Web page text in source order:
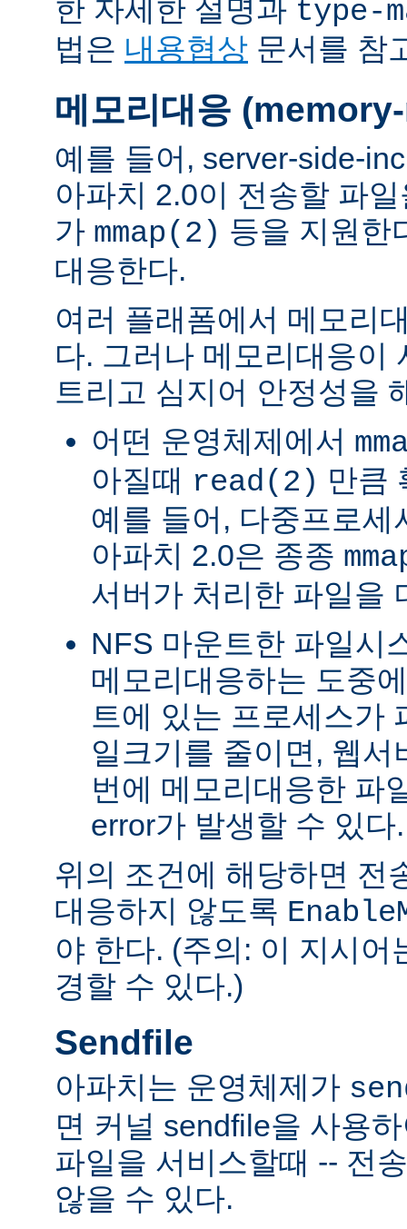
한 자세한 설명과 type-
법은 내용협상 문서를 참
메모리대응
예를 들어, server-side-
아파치 2.0이 전송할 파
가 mmap(2) 등을 지원한
대응한다.
여러 플래폼에서 메모리
다. 그러나 메모리대응이
트리고 심지어 안정성을
어떤 운영체제에서
아질때 read(2) 만큼
예를 들어, 다중프로
아파치 2.0은 종종
서버가 처리한 파일을
NFS 마운트한 파일시
메모리대응하는 도중
트에 있는 프로세스가
일크기를 줄이면, 웹
번에 메모리대응한 파
error가 발생할 수 있다.
위의 조건에 해당하면 전
대응하지 않도록
야 한다. (주의: 이 지시어
경할 수 있다.)
Sendfile
아파치는 운영체제가
면 커널 sendfile을 사용
파일을 서비스할때 -- 전
않을 수 있다.